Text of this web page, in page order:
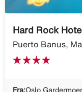
Hard Rock
Puerto Banus,
Fra:Oslo